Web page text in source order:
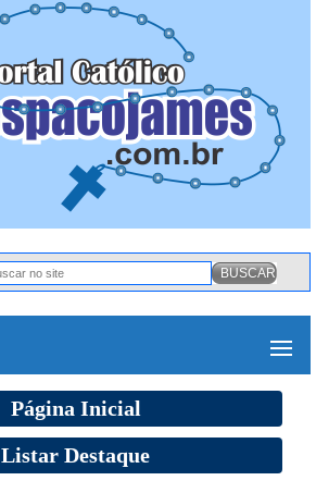
Página Inicial
Listar Destaque